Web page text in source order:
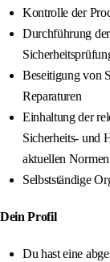
Kontrolle der
Durchführung
Beseitigung von
Reparaturen
Einhaltung der
Sicherheits- und
aktuellen
Selbstständige
Dein Profil
Du hast eine